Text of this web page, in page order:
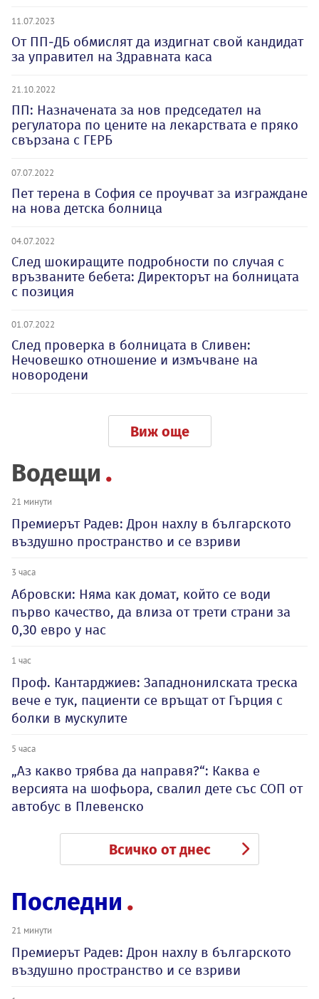
11.07.2023
От ПП-ДБ обмислят да издигнат свой кандидат
за управител на Здравната каса
21.10.2022
ПП: Назначената за нов председател на
регулатора по цените на лекарствата е пряко
свързана с ГЕРБ
07.07.2022
Пет терена в София се проучват за изграждане
на нова детска болница
04.07.2022
След шокиращите подробности по случая с
връзваните бебета: Директорът на болницата
с позиция
01.07.2022
След проверка в болницата в Сливен:
Нечовешко отношение и измъчване на
новородени
Виж още
Водещи
21 минути
Премиерът Радев: Дрон нахлу в българското
въздушно пространство и се взриви
3 часа
Абровски: Няма как домат, който се води
първо качество, да влиза от трети страни за
0,30 евро у нас
1 час
Проф. Кантарджиев: Западнонилската треска
вече е тук, пациенти се връщат от Гърция с
болки в мускулите
5 часа
„Аз какво трябва да направя?“: Каква е
версията на шофьора, свалил дете със СОП от
автобус в Плевенско
Всичко от днес
Последни
21 минути
Премиерът Радев: Дрон нахлу в българското
въздушно пространство и се взриви